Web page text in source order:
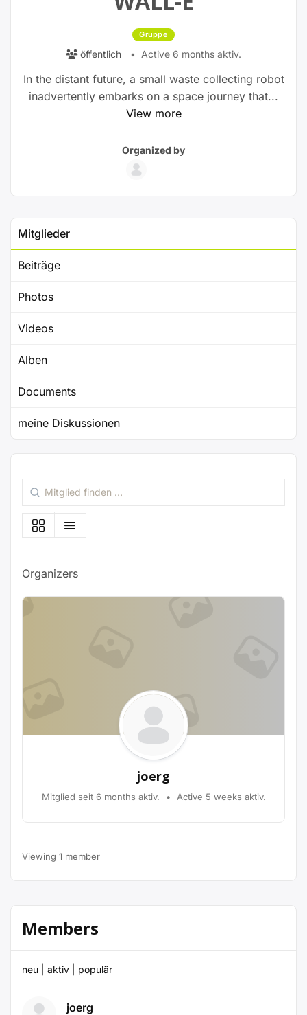
Gruppe
öffentlich Active 6 months aktiv.
In the distant future, a small waste collecting robot
inadvertently embarks on a space journey that...
View more
Group
Parent
Group
Organizers
Organized by
Mitglieder
Beiträge
Photos
Videos
Alben
Documents
meine Diskussionen
Mitglied
Organizers
joerg
Mitglied seit 6 months aktiv. • Active 5 weeks aktiv.
Viewing 1 member
Members
neu aktiv populär
joerg